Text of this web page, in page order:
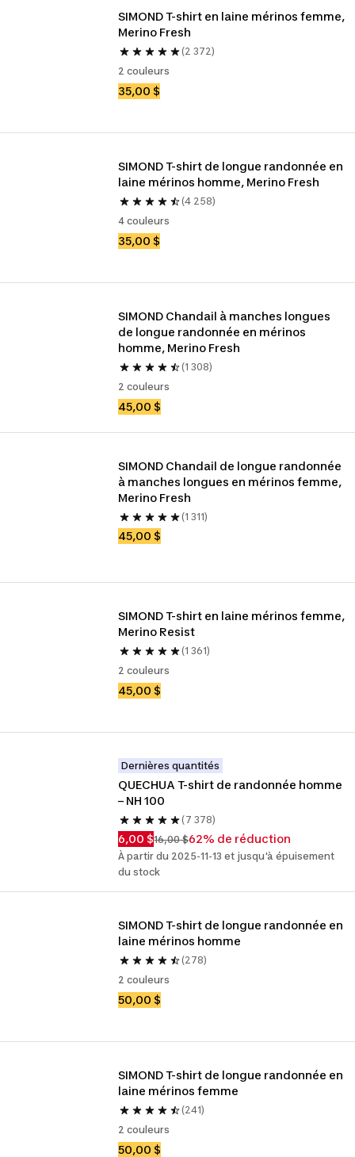
SIMOND T-shirt en laine mérinos femme,
Merino Fresh
(2 372)
2 couleurs
35,00 $
SIMOND T-shirt de longue randonnée en
laine mérinos homme, Merino Fresh
(4 258)
4 couleurs
35,00 $
SIMOND Chandail à manches longues
de longue randonnée en mérinos
homme, Merino Fresh
(1 308)
2 couleurs
45,00 $
SIMOND Chandail de longue randonnée
à manches longues en mérinos femme,
Merino Fresh
(1 311)
45,00 $
SIMOND T-shirt en laine mérinos femme,
Merino Resist
(1 361)
2 couleurs
45,00 $
Dernières quantités
QUECHUA T-shirt de randonnée homme
– NH 100
(7 378)
6,00 $16,00 $62% de réduction
À partir du 2025-11-13 et jusqu'à épuisement
du stock
SIMOND T-shirt de longue randonnée en
laine mérinos homme
(278)
2 couleurs
50,00 $
SIMOND T-shirt de longue randonnée en
laine mérinos femme
(241)
2 couleurs
50,00 $